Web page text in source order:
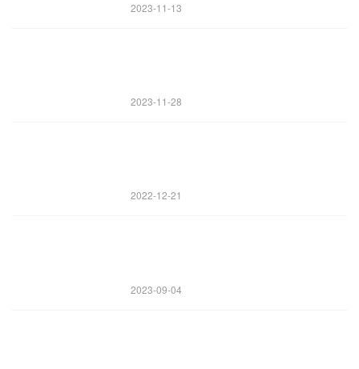
2023-11-13
2023-11-28
2022-12-21
2023-09-04